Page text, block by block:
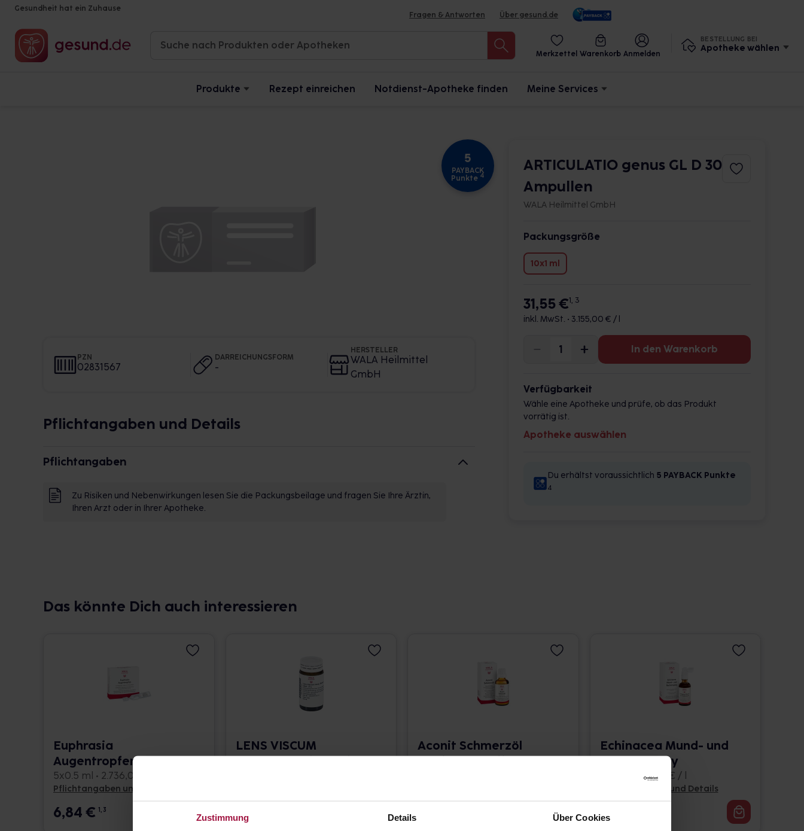
Zustimmung Details Über Cookies
Gesundheit hat ein Zuhause
Fragen & Antworten Über gesund.de
Merkzettel Warenkorb Anmelden
BESTELLUNG BEI
Apotheke wählen
Produkte Rezept einreichen Notdienst-Apotheke finden Meine Services
5
PAYBACK
Punkte 4
PZN
02831567
DARREICHUNGSFORM
-
HERSTELLER
WALA Heilmittel
GmbH
Pflichtangaben und Details
Pflichtangaben
Zu Risiken und Nebenwirkungen lesen Sie die Packungsbeilage und fragen Sie Ihre Ärztin,
Ihren Arzt oder in Ihrer Apotheke.
ARTICULATIO genus GL D 30
Ampullen
WALA Heilmittel GmbH
Packungsgröße
10x1 ml
31,55 €1, 3
inkl. MwSt. • 3.155,00 € / l
In den Warenkorb
Verfügbarkeit
Wähle eine Apotheke und prüfe, ob das Produkt
vorrätig ist.
Apotheke auswählen
Du erhältst voraussichtlich 5 PAYBACK Punkte
4
Das könnte Dich auch interessieren
Euphrasia
Augentropfen
5x0.5 ml • 2.736,00 € / l
Pflichtangaben und Details
6,84€ 1, 3
LENS VISCUM
comp.Globuli velati
12,79
Aconit Schmerzöl
50 ml • 225,40 € / l
Echinacea Mund- und
Rachenspray
50 ml • 225,40 € / l
Pflichtangaben und Details
11,27